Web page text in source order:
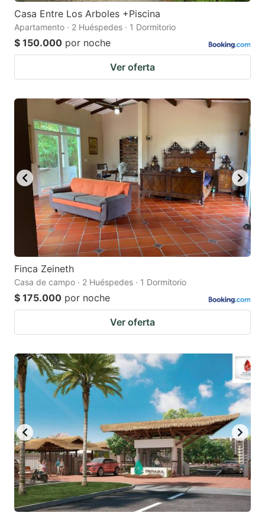
Casa Entre Los Arboles +Piscina
Apartamento · 2 Huéspedes · 1 Dormitorio
$ 150.000 por noche
Ver oferta
Finca Zeineth
Casa de campo · 2 Huéspedes · 1 Dormitorio
$ 175.000 por noche
Ver oferta